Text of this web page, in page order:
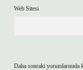
Web Sitesi
Daha sonraki yorumlarımda